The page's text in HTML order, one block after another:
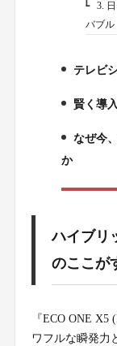
1-3.3.
バブル
テレビ
3.
賢く導
なぜ今
か
ハイブリ
のここが
『ECO ONE
ワフルな瞬発力